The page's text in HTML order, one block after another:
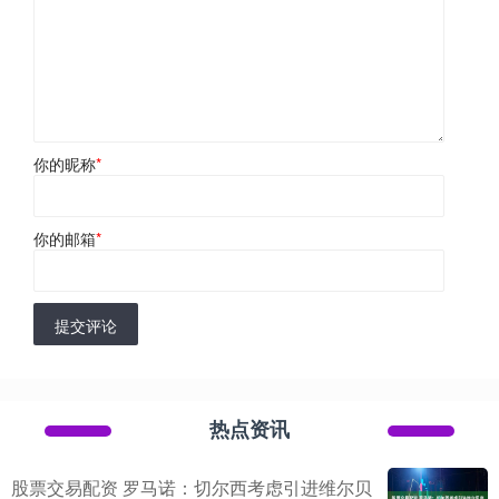
你的昵称*
你的邮箱*
提交评论
热点资讯
股票交易配资 罗马诺：切尔西考虑引进维尔贝